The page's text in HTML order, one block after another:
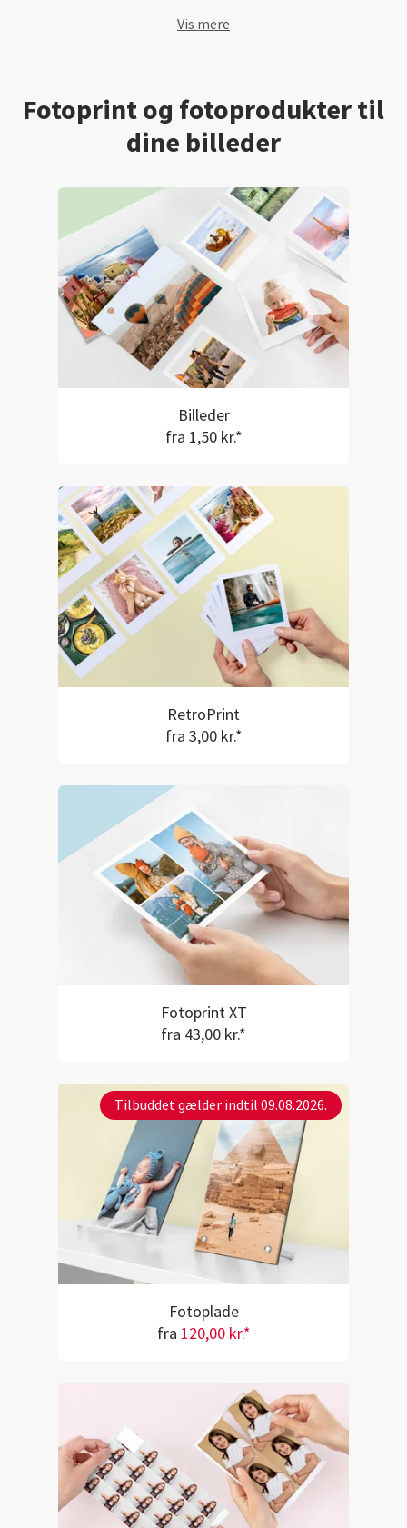
Vis mere
Fotoprint og fotoprodukter til
dine billeder
Billeder
fra 1,50 kr.*
RetroPrint
fra 3,00 kr.*
Fotoprint XT
fra 43,00 kr.*
Tilbuddet gælder indtil 09.08.2026.
Fotoplade
fra 120,00 kr.*